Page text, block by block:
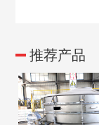
推荐产品